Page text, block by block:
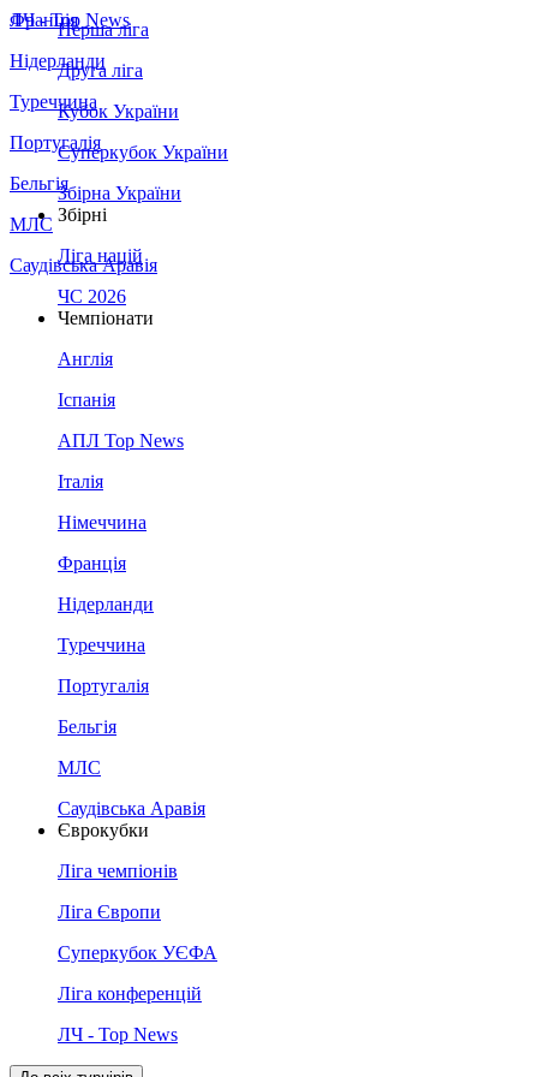
Франція
Нідерланди
Туреччина
Португалія
Бельгія
МЛС
Саудівська Аравія
ЛЧ - Top News
Перша ліга
Друга ліга
Кубок України
Суперкубок України
Збірна України
Збірні
Ліга націй
ЧС 2026
Чемпіонати
Англія
Іспанія
АПЛ Top News
Італія
Німеччина
Франція
Нідерланди
Туреччина
Португалія
Бельгія
МЛС
Саудівська Аравія
Єврокубки
Ліга чемпіонів
Ліга Європи
Суперкубок УЄФА
Ліга конференцій
ЛЧ - Top News